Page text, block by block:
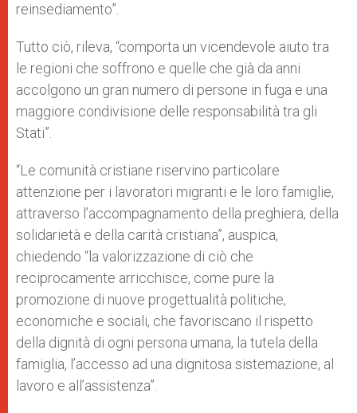
reinsediamento”.
Tutto ciò, rileva, “comporta un vicendevole aiuto tra
le regioni che soffrono e quelle che già da anni
accolgono un gran numero di persone in fuga e una
maggiore condivisione delle responsabilità tra gli
Stati”.
“Le comunità cristiane riservino particolare
attenzione per i lavoratori migranti e le loro famiglie,
attraverso l’accompagnamento della preghiera, della
solidarietà e della carità cristiana”, auspica,
chiedendo “la valorizzazione di ciò che
reciprocamente arricchisce, come pure la
promozione di nuove progettualità politiche,
economiche e sociali, che favoriscano il rispetto
della dignità di ogni persona umana, la tutela della
famiglia, l’accesso ad una dignitosa sistemazione, al
lavoro e all’assistenza”.